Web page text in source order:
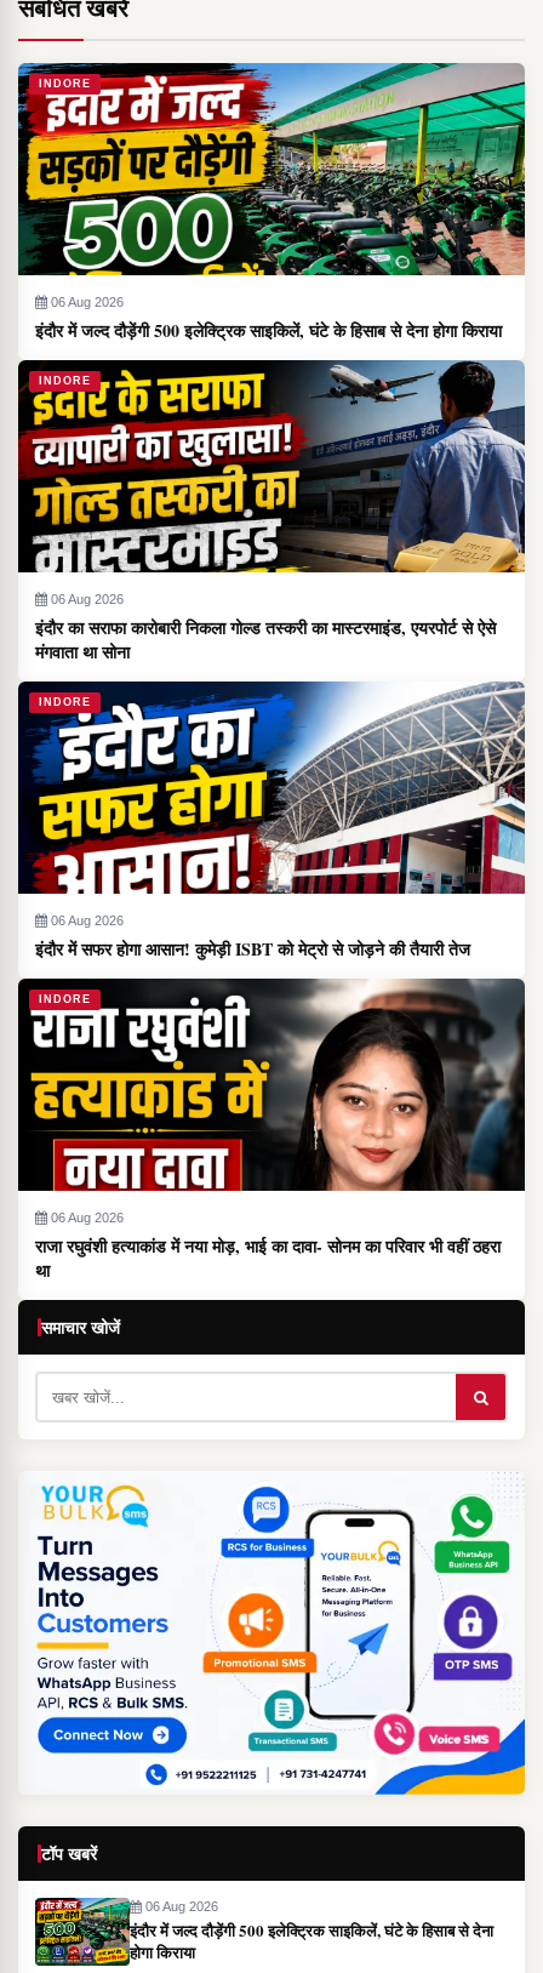
संबंधित खबरें
INDORE
06 Aug 2026
इंदौर में जल्द दौड़ेंगी 500 इलेक्ट्रिक साइकिलें, घंटे के हिसाब से देना होगा किराया
INDORE
06 Aug 2026
इंदौर का सराफा कारोबारी निकला गोल्ड तस्करी का मास्टरमाइंड, एयरपोर्ट से ऐसे
मंगवाता था सोना
INDORE
06 Aug 2026
इंदौर में सफर होगा आसान! कुमेड़ी ISBT को मेट्रो से जोड़ने की तैयारी तेज
INDORE
06 Aug 2026
राजा रघुवंशी हत्याकांड में नया मोड़, भाई का दावा- सोनम का परिवार भी वहीं ठहरा
था
समाचार खोजें
टॉप खबरें
06 Aug 2026
इंदौर में जल्द दौड़ेंगी 500 इलेक्ट्रिक साइकिलें, घंटे के हिसाब से देना
होगा किराया